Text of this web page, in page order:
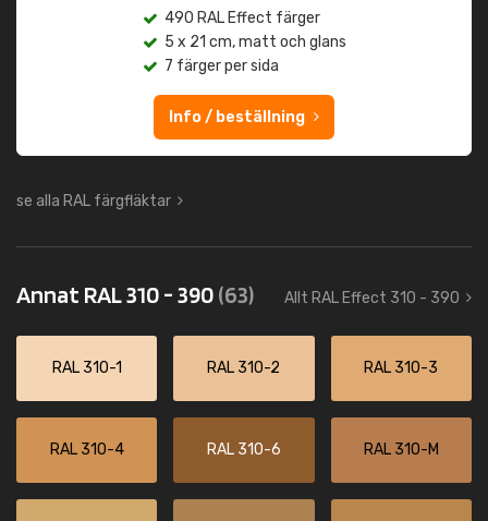
490 RAL Effect färger
5 x 21 cm, matt och glans
7 färger per sida
Info / beställning
se alla RAL färgfläktar
Annat RAL 310 - 390(63) Allt RAL Effect 310 - 390
RAL 310-1 RAL 310-2 RAL 310-3
RAL 310-4 RAL 310-6 RAL 310-M